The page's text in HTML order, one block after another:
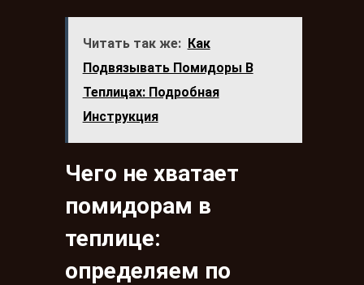
Читать так же:
Как
Подвязывать Помидоры В
Теплицах: Подробная
Инструкция
Чего не хватает
помидорам в
теплице:
определяем по